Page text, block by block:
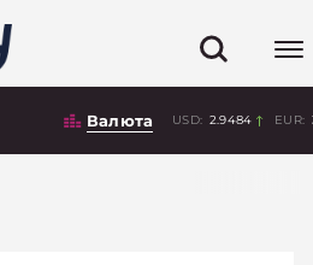
Валюта USD: 2.9484 EUR: